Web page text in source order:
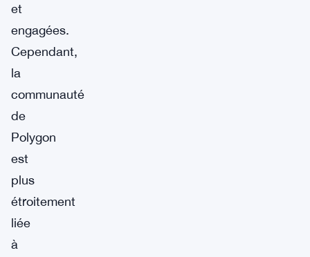
et
engagées.
Cependant,
la
communauté
de
Polygon
est
plus
étroitement
liée
à